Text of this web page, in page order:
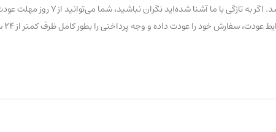
تاریخ و یا تقلبی با عناوین درجه یک و… در این فروشگاه
را عودت داده و وجه پرداختی را بطور کامل ظرف کمتر از ۲۴ ساعت کاری دریافت نمایید.